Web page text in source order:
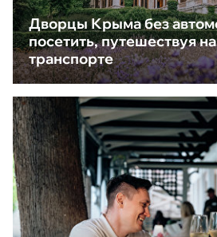
Дворцы Крыма без
посетить, путешествуя
транспорте